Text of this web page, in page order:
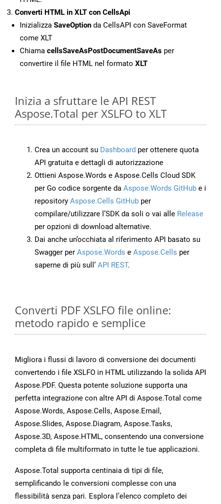
Converti HTML in XLT con CellsApi
Inizializza SaveOption da CellsAPI con SaveFormat
come XLT
Chiama cellsSaveAsPostDocumentSaveAs per
convertire il file HTML nel formato XLT
Inizia a sfruttare le API REST
Aspose.Total per XSLFO to XLT
Crea un account su Dashboard per ottenere quota
API gratuita e dettagli di autorizzazione
Ottieni Aspose.Words e Aspose.Cells Cloud SDK
per Go codice sorgente da Aspose.Words GitHub e i
repository Aspose.Cells GitHub per
compilare/utilizzare l’SDK da soli o vai alle Release
per opzioni di download alternative.
Dai anche un’occhiata al riferimento API basato su
Swagger per Aspose.Words e Aspose.Cells per
saperne di più sull’ API REST.
Converti PDF XSLFO file online:
metodo rapido e semplice
Migliora i flussi di lavoro di conversione dei documenti
convertendo i file XSLFO in HTML utilizzando la solida API
Aspose.PDF. Questa potente soluzione supporta una
perfetta integrazione con altre API di Aspose.Total come
Aspose.Words, Aspose.Cells, Aspose.Email,
Aspose.Slides, Aspose.Diagram, Aspose.Tasks,
Aspose.3D, Aspose.HTML, consentendo una conversione
completa di file multiformato in tutte le tue applicazioni.
Aspose.Total supporta centinaia di tipi di file,
semplificando le conversioni complesse con una
flessibilità senza pari. Esplora l’elenco completo dei